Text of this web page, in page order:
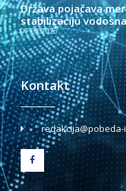
Država pojačava
stabilizaciju
07.08.2026.
Kontakt